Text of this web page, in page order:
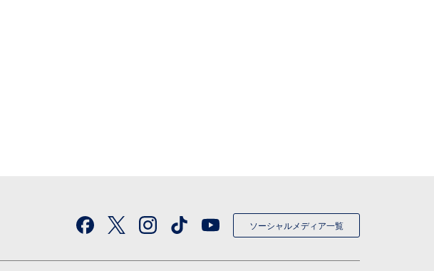
ソーシャルメディア一覧